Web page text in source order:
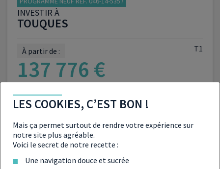
INVESTIR À
TOUQUES
T1
À partir de :
137 776 €
LES COOKIES, C’EST BON !
Mais ça permet surtout de rendre votre expérience sur
notre site plus agréable.
Voici le secret de notre recette :
Une navigation douce et sucrée